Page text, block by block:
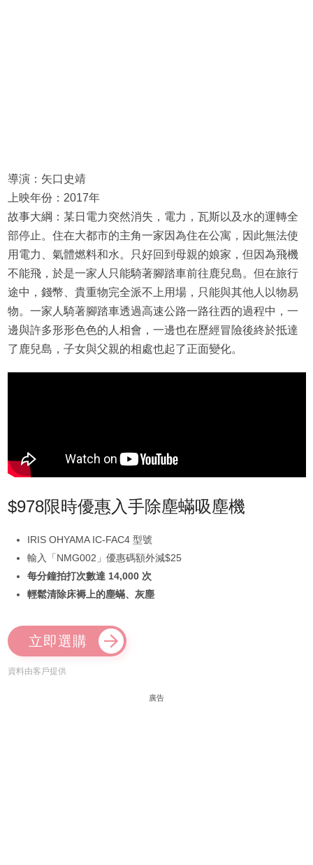
導演：矢口史靖
上映年份：2017年
故事大綱：某日電力突然消失，電力，瓦斯以及水的運轉全
部停止。住在大都市的主角一家因為住在公寓，因此無法使
用電力、氣體燃料和水。只好回到母親的娘家，但因為飛機
不能飛，於是一家人只能騎著腳踏車前往鹿兒島。但在旅行
途中，錢幣、貴重物完全派不上用場，只能與其他人以物易
物。一家人騎著腳踏車透過高速公路一路往西的過程中，一
邊與許多形形色色的人相會，一邊也在歷經冒險後終於抵達
了鹿兒島，子女與父親的相處也起了正面變化。
$978限時優惠入手除塵蟎吸塵機
IRIS OHYAMA IC-FAC4 型號
輸入「NMG002」優惠碼額外減$25
每分鐘拍打次數達 14,000 次
輕鬆清除床褥上的塵蟎、灰塵
立即選購
資料由客戶提供
廣告